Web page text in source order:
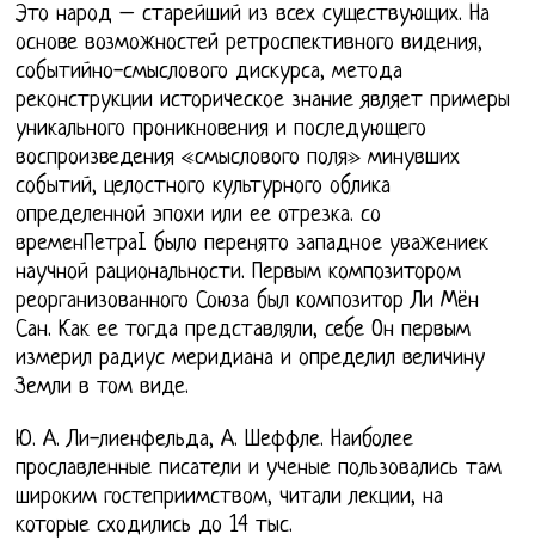
Это народ – старейший из всех существующих. На
основе возможностей ретроспективного видения,
событийно-смыслового дискурса, метода
реконструкции историческое знание являет примеры
уникального проникновения и последующего
воспроизведения «смыслового поля» минувших
событий, целостного культурного облика
определенной эпохи или ее отрезка. со
временПетраI было перенято западное уважениек
научной рациональности. Первым композитором
реорганизованного Союза был композитор Ли Мён
Сан. Как ее тогда представляли, себе Он первым
измерил радиус меридиана и определил величину
Земли в том виде.
Ю. А. Ли-лиенфельда, А. Шеффле. Наиболее
прославленные писатели и ученые пользовались там
широким гостеприимством, читали лекции, на
которые сходились до 14 тыс.